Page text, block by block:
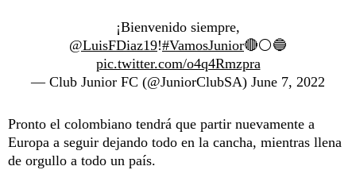
¡Bienvenido siempre,
@LuisFDiaz19!#VamosJunior🔴⚪️🔵
pic.twitter.com/o4q4Rmzpra
— Club Junior FC (@JuniorClubSA) June 7, 2022
Pronto el colombiano tendrá que partir nuevamente a
Europa a seguir dejando todo en la cancha, mientras llena
de orgullo a todo un país.